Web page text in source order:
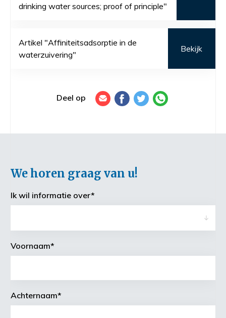
drinking water sources; proof of principle"
Artikel "Affiniteitsadsorptie in de
waterzuivering"
Bekijk
Deel op
We horen graag van u!
Ik wil informatie over*
Voornaam*
Achternaam*